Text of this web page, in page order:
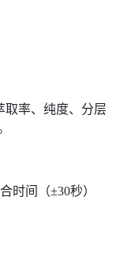
取率、纯度、分层
时间（±30秒）